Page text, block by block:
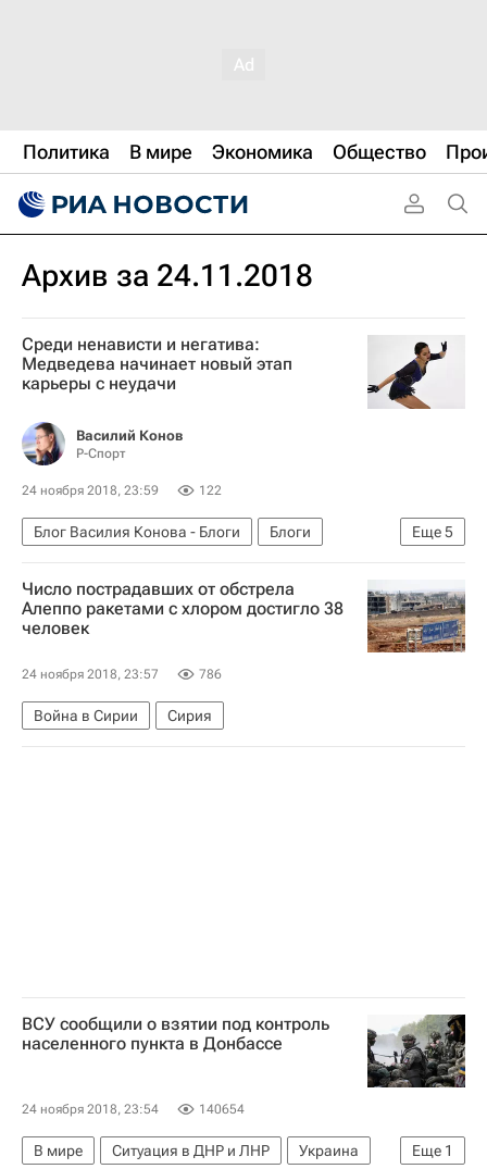
Политика В мире Экономика Общество
Архив за 24.11.2018
Среди ненависти и негатива:
Медведева начинает новый этап
карьеры с неудачи
Василий Конов
Р-Спорт
24 ноября 2018, 23:59 122
Еще5
Блог Василия Конова - Блоги
Блоги
Фигурное катание
Спорт
Брайан Орсер
Гран-при по фигурному катанию
Евгения Медведева
Число пострадавших от обстрела
Алеппо ракетами с хлором достигло 38
человек
24 ноября 2018, 23:57 786
Война в Сирии Сирия
ВСУ сообщили о взятии под контроль
населенного пункта в Донбассе
24 ноября 2018, 23:54 140654
Еще 1
В мире Ситуация в ДНР и ЛНР
Украина